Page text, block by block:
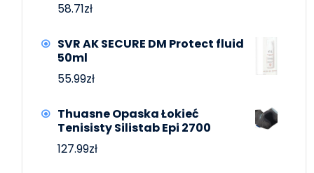
58.71zł
SVR AK SECURE DM Protect fluid
50ml
55.99zł
Thuasne Opaska Łokieć
Tenisisty Silistab Epi 2700
127.99zł